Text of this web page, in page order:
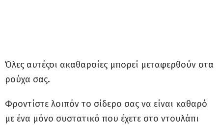
Όλες αυτέςοι ακαθαρσίες μπορεί μεταφερθούν στα
ρούχα σας.
Φροντίστε λοιπόν το σίδερο σας να είναι καθαρό
με ένα μόνο συστατικό που έχετε στο ντουλάπι